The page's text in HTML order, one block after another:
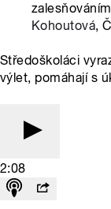
Kohoutová,
Středoškoláci
výlet, pomáhají s
2:08